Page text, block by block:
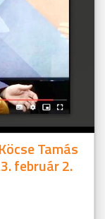
Tamás
február 2.